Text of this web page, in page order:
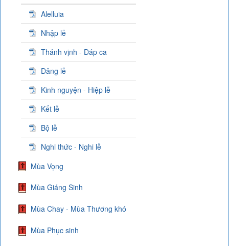
Alelluia
Nhập lễ
Thánh vịnh - Đáp ca
Dâng lễ
Kinh nguyện - Hiệp lễ
Kết lễ
Bộ lễ
Nghi thức - Nghi lễ
Mùa Vọng
Mùa Giáng Sinh
Mùa Chay - Mùa Thương khó
Mùa Phục sinh